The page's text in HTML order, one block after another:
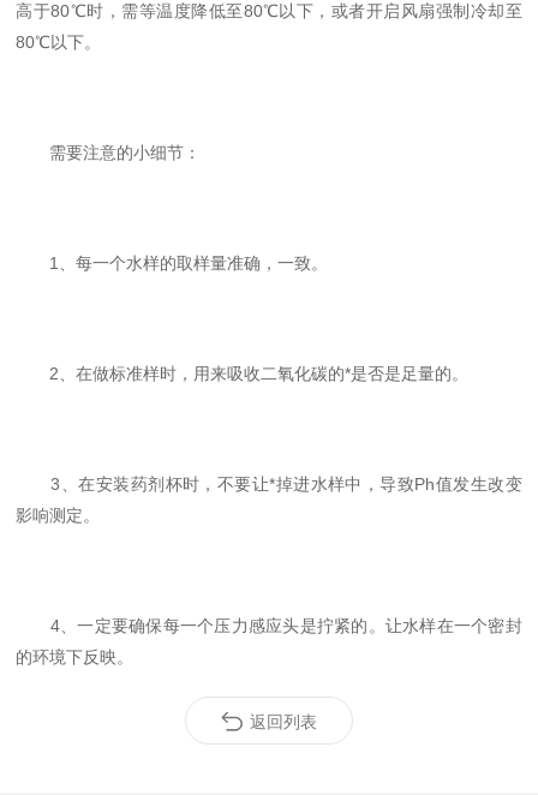
高于80℃时，需等温度降低至80℃以下，或者开启风扇强制冷却至
80℃以下。
需要注意的小细节：
1、每一个水样的取样量准确，一致。
2、在做标准样时，用来吸收二氧化碳的*是否是足量的。
3、在安装药剂杯时，不要让*掉进水样中，导致Ph值发生改变
影响测定。
4、一定要确保每一个压力感应头是拧紧的。让水样在一个密封
的环境下反映。
返回列表